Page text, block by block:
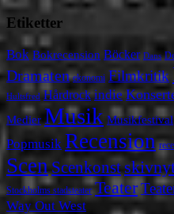
Etiketter
Bok Bokrecension Böcker Dans
Dramaten ekonomi Filmkritik
Hultsfred Hårdrock indie
Medier Musik Musikfestival
Popmusik Recension
Scen Scenkonst
Stockholms stadsteater Teater
Way Out West